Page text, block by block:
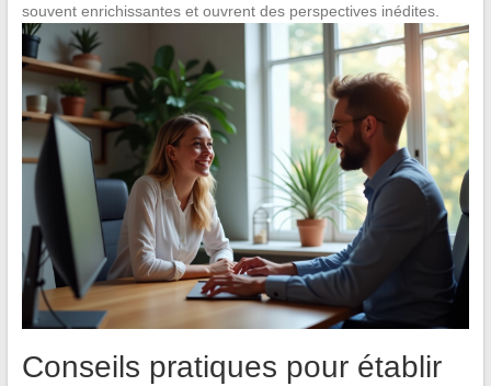
souvent enrichissantes et ouvrent des perspectives inédites.
Conseils pratiques pour établir